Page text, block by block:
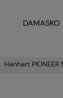
DAMASKO
Hanhart